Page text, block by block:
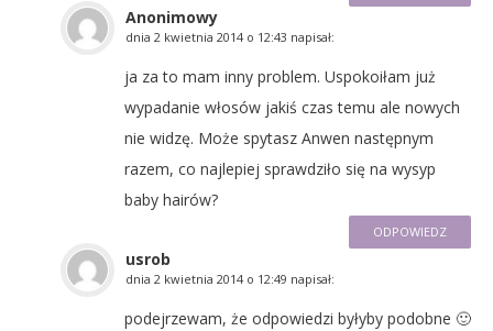
Anonimowy
dnia 2 kwietnia 2014 o 12:43 napisał:
ja za to mam inny problem. Uspokoiłam już
wypadanie włosów jakiś czas temu ale nowych
nie widzę. Może spytasz Anwen następnym
razem, co najlepiej sprawdziło się na wysyp
baby hairów?
ODPOWIEDZ
usrob
dnia 2 kwietnia 2014 o 12:49 napisał:
podejrzewam, że odpowiedzi byłyby podobne 🙂